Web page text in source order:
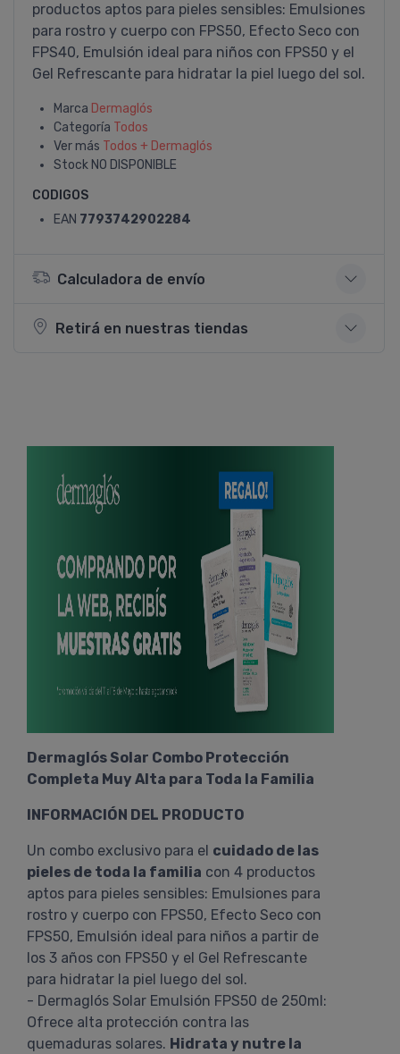
productos aptos para pieles sensibles: Emulsiones
para rostro y cuerpo con FPS50, Efecto Seco con
FPS40, Emulsión ideal para niños con FPS50 y el
Gel Refrescante para hidratar la piel luego del sol.
Marca Dermaglós
Categoría Todos
Ver más Todos + Dermaglós
Stock NO DISPONIBLE
CODIGOS
EAN 7793742902284
Calculadora de envío
Retirá en nuestras tiendas
Dermaglós Solar Combo Protección
Completa Muy Alta para Toda la Familia
INFORMACIÓN DEL PRODUCTO
Un combo exclusivo para el cuidado de las
pieles de toda la familia con 4 productos
aptos para pieles sensibles: Emulsiones para
rostro y cuerpo con FPS50, Efecto Seco con
FPS50, Emulsión ideal para niños a partir de
los 3 años con FPS50 y el Gel Refrescante
para hidratar la piel luego del sol.
- Dermaglós Solar Emulsión FPS50 de 250ml:
Ofrece alta protección contra las
quemaduras solares. Hidrata y nutre la